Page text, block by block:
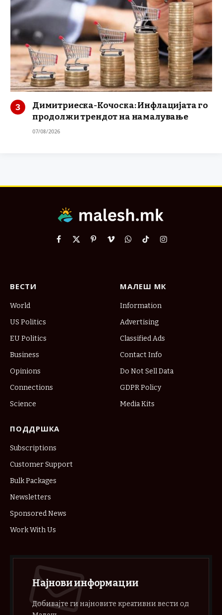
Димитриеска-Кочоска: Инфлацијата го
продолжи трендот на намалување
07/08/2026
Facebook
X
PinterestVimeoWhatsApp
TikTokInstagram
ВЕСТИ
World
US Politics
EU Politics
Business
Opinions
Connections
Science
МАЛЕШ МК
Information
Advertising
Classified Ads
Contact Info
Do Not Sell Data
GDPR Policy
Media Kits
ПОДДРШКА
Subscriptions
Customer Support
Bulk Packages
Newsletters
Sponsored News
Work With Us
Најнови информации
Добивајте ги најновите креативни вести од